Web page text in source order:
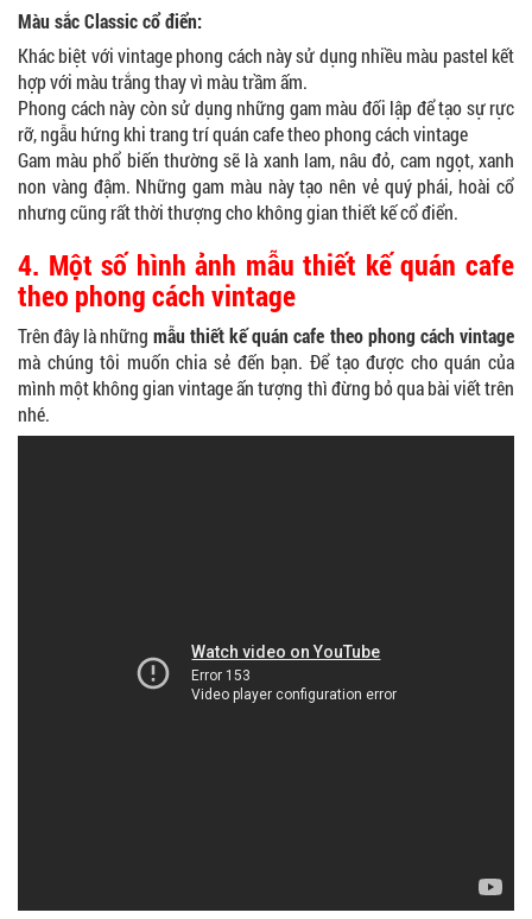
Màu sắc Classic cổ điển:
Khác biệt với vintage phong cách này sử dụng nhiều màu pastel kết
hợp với màu trắng thay vì màu trầm ấm.
Phong cách này còn sử dụng những gam màu đối lập để tạo sự rực
rỡ, ngẫu hứng khi trang trí quán cafe theo phong cách vintage
Gam màu phổ biến thường sẽ là xanh lam, nâu đỏ, cam ngọt, xanh
non vàng đậm. Những gam màu này tạo nên vẻ quý phái, hoài cổ
nhưng cũng rất thời thượng cho không gian thiết kế cổ điển.
4. Một số hình ảnh mẫu thiết kế quán cafe
theo phong cách vintage
Trên đây là những mẫu thiết kế quán cafe theo phong cách vintage
mà chúng tôi muốn chia sẻ đến bạn. Để tạo được cho quán của
mình một không gian vintage ấn tượng thì đừng bỏ qua bài viết trên
nhé.